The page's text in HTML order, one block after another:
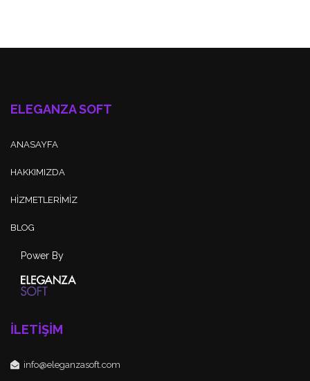
ELEGANZA SOFT
ANASAYFA
HAKKIMIZDA
HİZMETLERİMİZ
BLOG
Power By
İLETİŞİM
info@eleganzasoft.com